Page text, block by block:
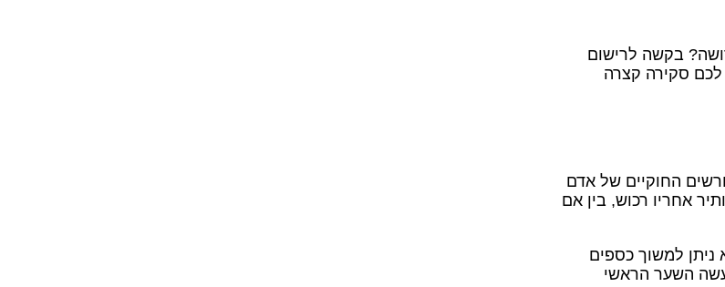
בקשה לרישום
לכם סקירה קצרה
החוקיים של אדם
אחריו רכוש, בין אם
ניתן למשוך כספים
השער הראשי